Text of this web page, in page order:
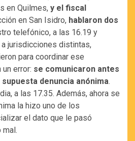
en Quilmes, y el fiscal
en San Isidro, hablaron dos
telefónico, a las 16.19 y
jurisdicciones distintas,
para coordinar ese
error: se comunicaron antes
denuncia anónima.
a las 17.35. Además, ahora se
la hizo uno de los
el dato que le pasó
mal.